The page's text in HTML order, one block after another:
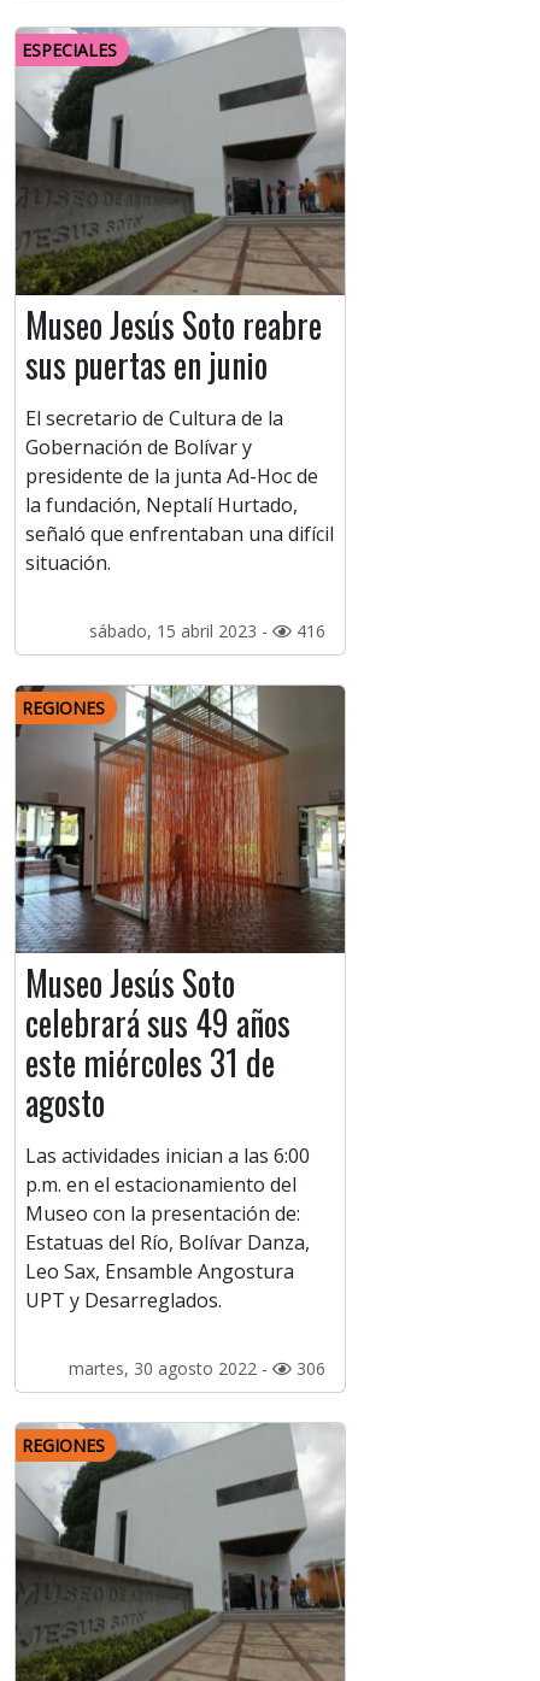
ESPECIALES
Museo Jesús Soto reabre
sus puertas en junio
El secretario de Cultura de la
Gobernación de Bolívar y
presidente de la junta Ad-Hoc de
la fundación, Neptalí Hurtado,
señaló que enfrentaban una difícil
situación.
sábado, 15 abril 2023 - 416
REGIONES
Museo Jesús Soto
celebrará sus 49 años
este miércoles 31 de
agosto
Las actividades inician a las 6:00
p.m. en el estacionamiento del
Museo con la presentación de:
Estatuas del Río, Bolívar Danza,
Leo Sax, Ensamble Angostura
UPT y Desarreglados.
martes, 30 agosto 2022 - 306
REGIONES